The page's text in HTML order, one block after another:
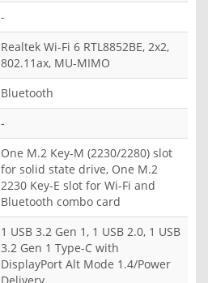
-
Realtek Wi-Fi 6 RTL8852BE, 2x2,
802.11ax, MU-MIMO
Bluetooth
-
One M.2 Key-M (2230/2280) slot
for solid state drive, One M.2
2230 Key-E slot for Wi-Fi and
Bluetooth combo card
1 USB 3.2 Gen 1, 1 USB 2.0, 1 USB
3.2 Gen 1 Type-C with
DisplayPort Alt Mode 1.4/Power